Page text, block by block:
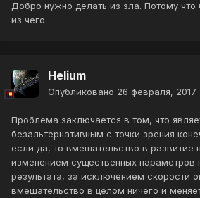
Добро нужно делать из зла. Потому что
из чего.
Helium
Опубликовано 26 февраля, 2017
Проблема заключается в том, что
безальтернативным с точки зрения
если да, то вмешательство в развитие
изменением существенных параметров
результата, за исключением скорости
вмешательство в целом ничего и